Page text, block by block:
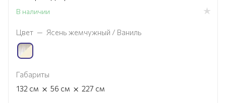
В наличии
Цвет — Ясень жемчужный / Ваниль
Габариты
132 см × 56 см × 227 см